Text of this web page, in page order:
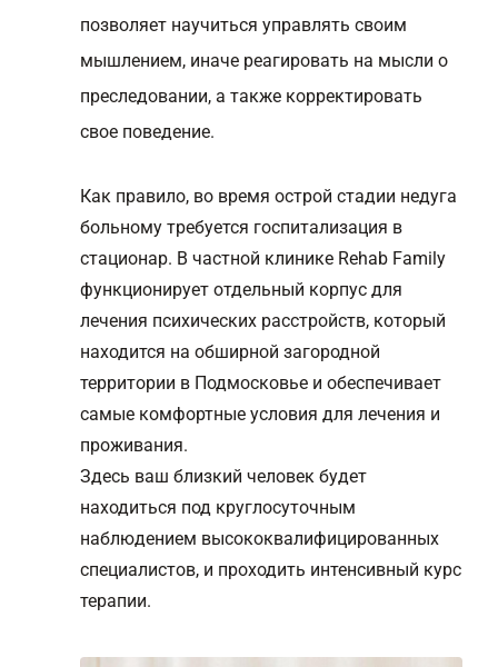
позволяет научиться управлять своим
мышлением, иначе реагировать на мысли о
преследовании, а также корректировать
свое поведение.
Как правило, во время острой стадии недуга
больному требуется госпитализация в
стационар. В частной клинике Rehab Family
функционирует отдельный корпус для
лечения психических расстройств, который
находится на обширной загородной
территории в Подмосковье и обеспечивает
самые комфортные условия для лечения и
проживания.
Здесь ваш близкий человек будет
находиться под круглосуточным
наблюдением высококвалифицированных
специалистов, и проходить интенсивный курс
терапии.